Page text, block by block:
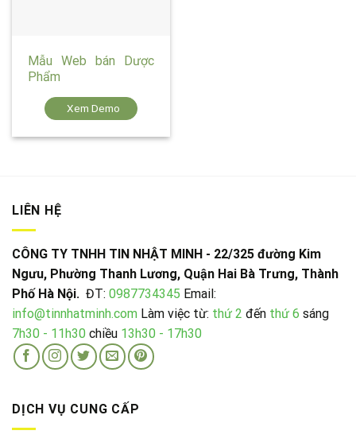
Mẫu Web bán Dược
Phẩm
Xem Demo
LIÊN HỆ
CÔNG TY TNHH TIN NHẬT MINH - 22/325 đường Kim
Ngưu, Phường Thanh Lương, Quận Hai Bà Trưng, Thành
Phố Hà Nội. ĐT: 0987734345 Email:
info@tinnhatminh.com Làm việc từ: thứ 2 đến thứ 6 sáng
7h30 - 11h30 chiều 13h30 - 17h30
DỊCH VỤ CUNG CẤP